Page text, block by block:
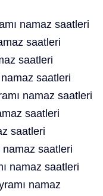
namaz saatleri
saatleri
saatleri
saatleri
namaz saatleri
saatleri
saatleri
saatleri
namaz saatleri
namaz